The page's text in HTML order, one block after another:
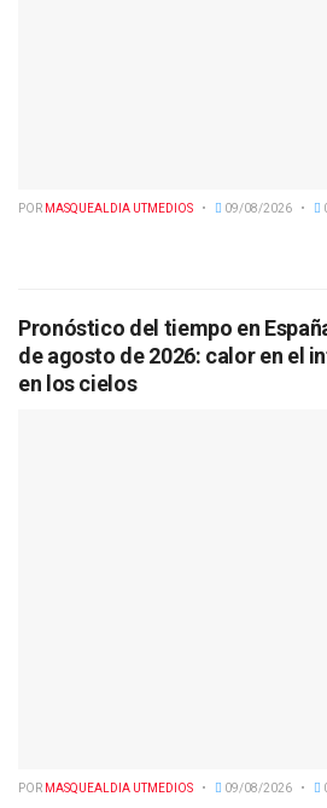
POR MASQUEALDIA UTMEDIOS 09/08/2026
Pronóstico del tiempo en
de agosto de 2026: calor en el
en los cielos
POR MASQUEALDIA UTMEDIOS 09/08/2026